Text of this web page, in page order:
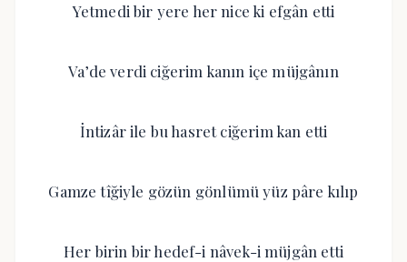
Yetmedi bir yere her nice ki efgân etti
Va’de verdi ciğerim kanın içe müjgânın
İntizâr ile bu hasret ciğerim kan etti
Gamze tîğiyle gözün gönlümü yüz pâre kılıp
Her birin bir hedef-i nâvek-i müjgân etti